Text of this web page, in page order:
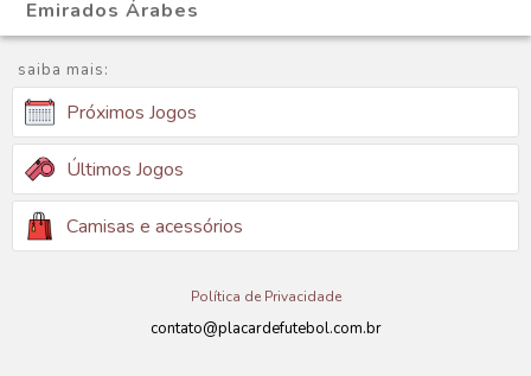
Emirados Árabes
saiba mais:
Próximos Jogos
Últimos Jogos
Camisas e acessórios
Política de Privacidade
contato@placardefutebol.com.br